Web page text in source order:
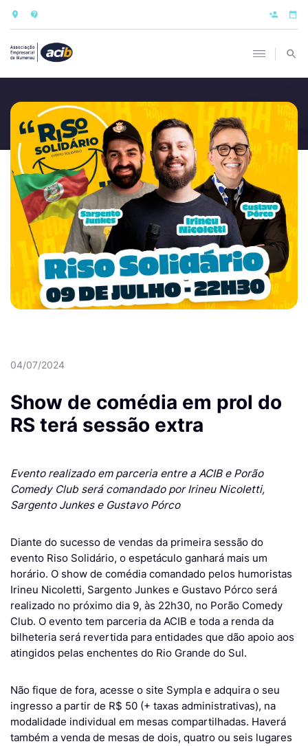
04/07/2024
Show de comédia em prol do
RS terá sessão extra
Evento realizado em parceria entre a ACIB e Porão
Comedy Club será comandado por Irineu Nicoletti,
Sargento Junkes e Gustavo Pórco
Diante do sucesso de vendas da primeira sessão do
evento Riso Solidário, o espetáculo ganhará mais um
horário. O show de comédia comandado pelos humoristas
Irineu Nicoletti, Sargento Junkes e Gustavo Pórco será
realizado no próximo dia 9, às 22h30, no Porão Comedy
Club. O evento tem parceria da ACIB e toda a renda da
bilheteria será revertida para entidades que dão apoio aos
atingidos pelas enchentes do Rio Grande do Sul.
Não fique de fora, acesse o site Sympla e adquira o seu
ingresso a partir de R$ 50 (+ taxas administrativas), na
modalidade individual em mesas compartilhadas. Haverá
também a venda de mesas de dois, quatro ou seis lugares